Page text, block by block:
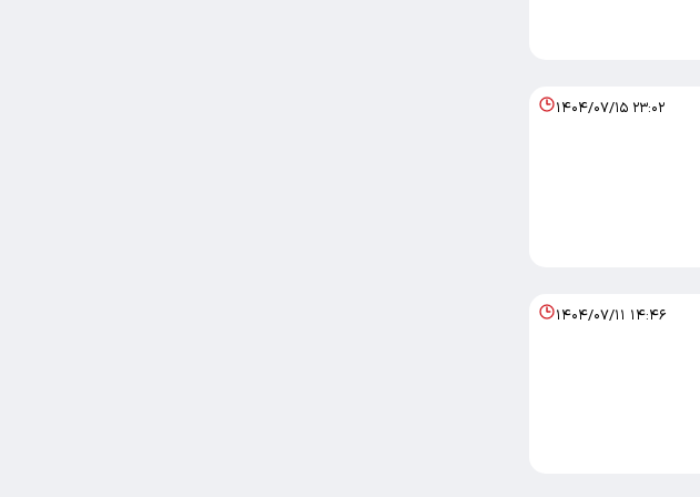
۱۴۰۴/۰۷/۱۵ ۲۳:۰۲
۱۴۰۴/۰۷/۱۱ ۱۴:۴۶